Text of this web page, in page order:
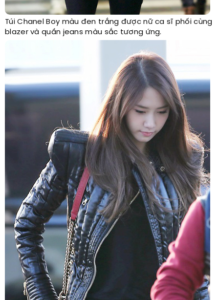
Túi Chanel Boy màu đen trắng được nữ ca sĩ phối cùng
blazer và quần jeans màu sắc tương ứng.